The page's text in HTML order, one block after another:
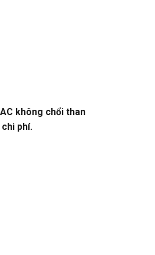
không chổi than
phí.